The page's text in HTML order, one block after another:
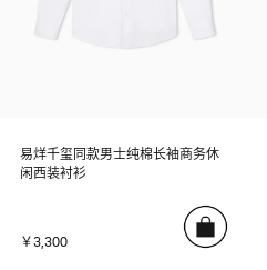
易烊千玺同款男士纯棉长袖商务休
闲西装衬衫
￥3,300